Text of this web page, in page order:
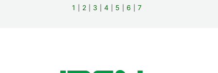
1 2 3 4 5 6 7